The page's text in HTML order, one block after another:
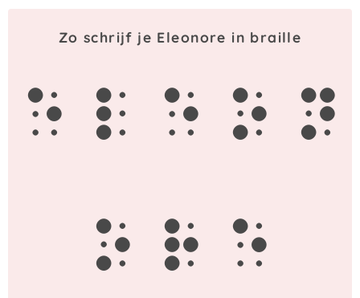
Zo schrijf je Eleonore in braille
e l e o n
o r e